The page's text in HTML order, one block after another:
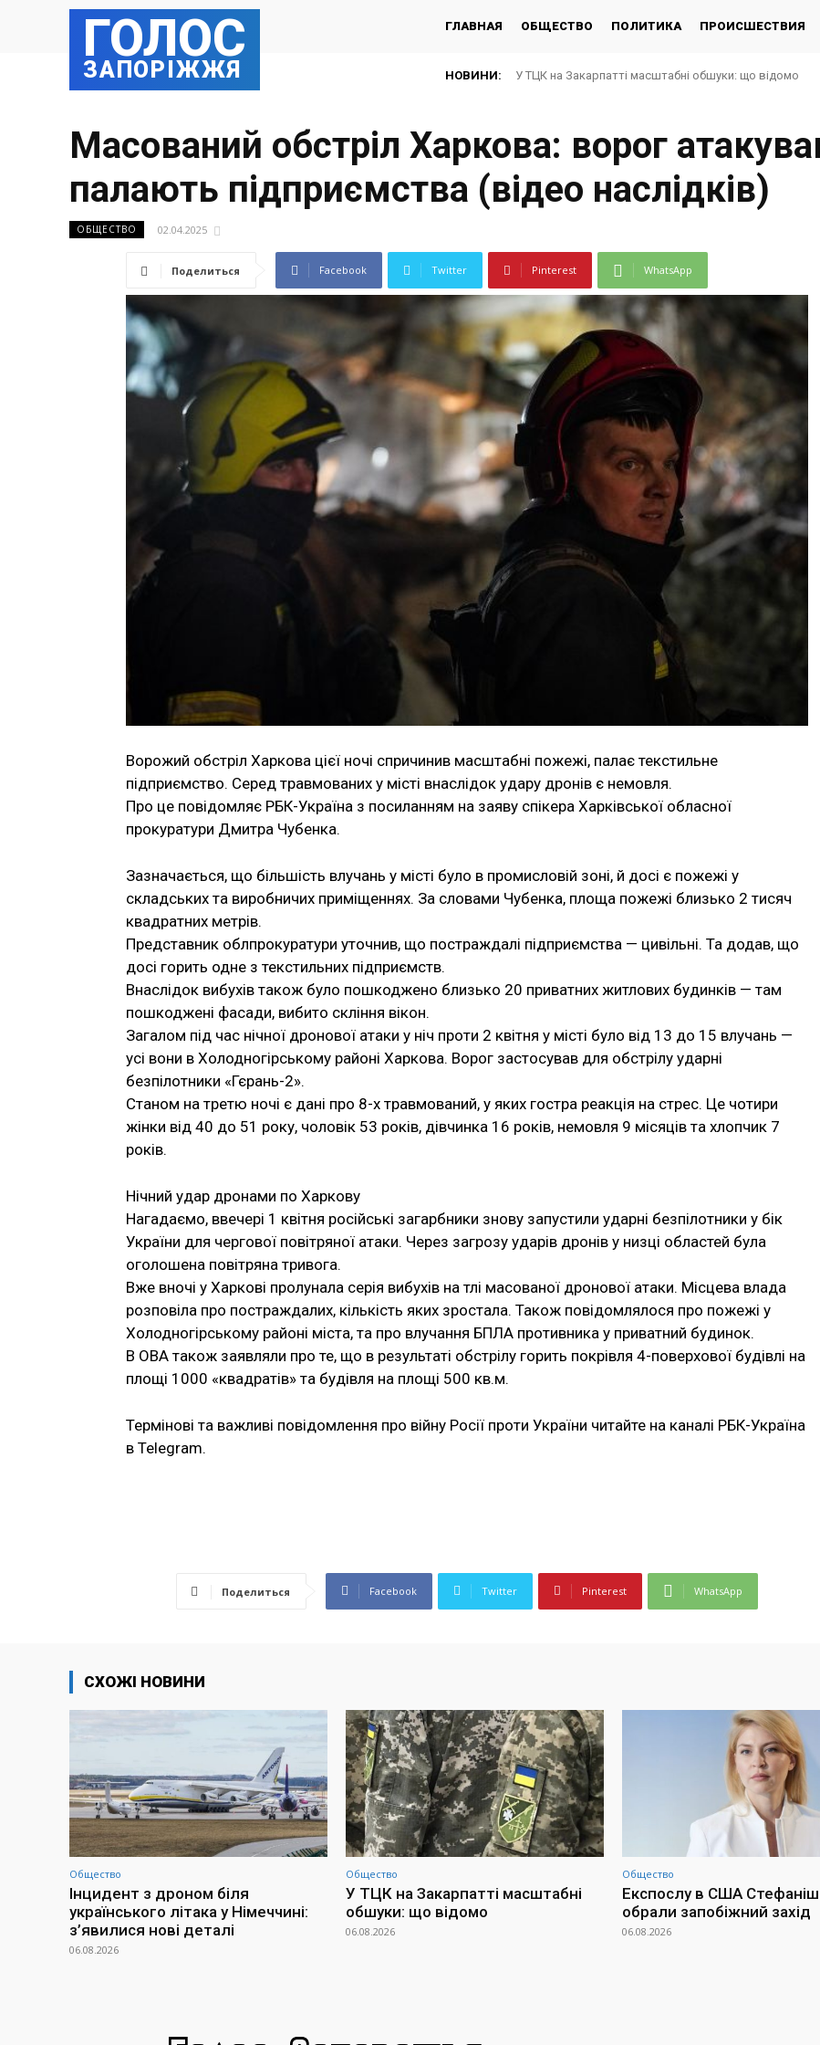
ГОЛОС
ЗАПОРІЖЖЯ
ГЛАВНАЯ ОБЩЕСТВО ПОЛИТИКА ПРОИСШЕСТВИЯ
НОВИНИ: У ТЦК на Закарпатті масштабні обшуки: що відомо
Масований обстріл Харкова: ворог
палають підприємства (відео наслідків)
ОБЩЕСТВО 02.04.2025
Поделиться Facebook Twitter Pinterest WhatsApp
Ворожий обстріл Харкова цієї ночі спричинив масштабні пожежі, палає текстильне
підприємство. Серед травмованих у місті внаслідок удару дронів є немовля.
Про це повідомляє РБК-Україна з посиланням на заяву спікера Харківської обласної
прокуратури Дмитра Чубенка.
Зазначається, що більшість влучань у місті було в промисловій зоні, й досі є пожежі у
складських та виробничих приміщеннях. За словами Чубенка, площа пожежі близько 2 тисяч
квадратних метрів.
Представник облпрокуратури уточнив, що постраждалі підприємства — цивільні. Та додав, що
досі горить одне з текстильних підприємств.
Внаслідок вибухів також було пошкоджено близько 20 приватних житлових будинків — там
пошкоджені фасади, вибито скління вікон.
Загалом під час нічної дронової атаки у ніч проти 2 квітня у місті було від 13 до 15 влучань —
усі вони в Холодногірському районі Харкова. Ворог застосував для обстрілу ударні
безпілотники «Гєрань-2».
Станом на третю ночі є дані про 8-х травмований, у яких гостра реакція на стрес. Це чотири
жінки від 40 до 51 року, чоловік 53 років, дівчинка 16 років, немовля 9 місяців та хлопчик 7
років.
Нічний удар дронами по Харкову
Нагадаємо, ввечері 1 квітня російські загарбники знову запустили ударні безпілотники у бік
України для чергової повітряної атаки. Через загрозу ударів дронів у низці областей була
оголошена повітряна тривога.
Вже вночі у Харкові пролунала серія вибухів на тлі масованої дронової атаки. Місцева влада
розповіла про постраждалих, кількість яких зростала. Також повідомлялося про пожежі у
Холодногірському районі міста, та про влучання БПЛА противника у приватний будинок.
В ОВА також заявляли про те, що в результаті обстрілу горить покрівля 4-поверхової будівлі на
площі 1000 «квадратів» та будівля на площі 500 кв.м.
Термінові та важливі повідомлення про війну Росії проти України читайте на каналі РБК-Україна
в Telegram.
Поделиться Facebook Twitter Pinterest WhatsApp
СХОЖІ НОВИНИ
Общество
Інцидент з дроном біля
українського літака у Німеччині:
з’явилися нові деталі
06.08.2026
Общество
У ТЦК на Закарпатті масштабні
обшуки: що відомо
06.08.2026
Общество
Експослу в США
обрали запобіжний захід
06.08.2026